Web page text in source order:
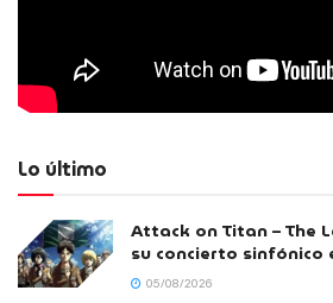
Lo último
Attack on Titan – The
su concierto sinfónico
05/08/2026